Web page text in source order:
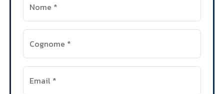
Nome *
Cognome *
Email *